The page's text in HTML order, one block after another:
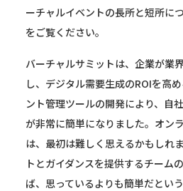
ーチャルイベントの長所と短所につ
をご覧ください。
バーチャルサミットは、企業が業
し、デジタル需要生成のROIを高
ント管理ツールの開発により、自
が非常に簡単になりました。オン
は、最初は難しく思えるかもしれ
トとガイダンスを提供するチーム
ば、思っているよりも簡単だとい